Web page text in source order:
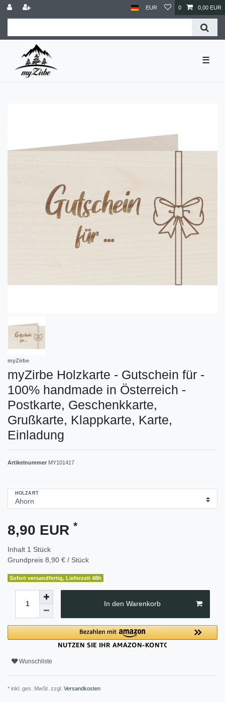
EUR 0 0,00 EUR
☰
myZirbe
myZirbe Holzkarte - Gutschein für -
100% handmade in Österreich -
Postkarte, Geschenkkarte,
Grußkarte, Klappkarte, Karte,
Einladung
Artikelnummer MY101417
HOLZART
8,90 EUR *
Inhalt 1 Stück
Grundpreis 8,90 € / Stück
Sofort versandfertig, Lieferzeit 48h
In den Warenkorb
Wunschliste
* inkl. ges. MwSt. zzgl. Versandkosten